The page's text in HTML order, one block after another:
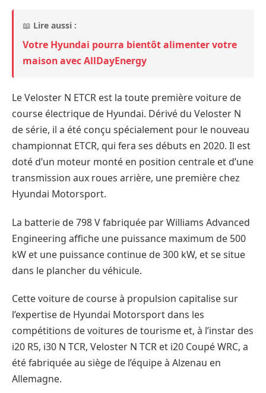
📖 Lire aussi :
Votre Hyundai pourra bientôt alimenter votre
maison avec AllDayEnergy
Le Veloster N ETCR est la toute première voiture de
course électrique de Hyundai. Dérivé du Veloster N
de série, il a été conçu spécialement pour le nouveau
championnat ETCR, qui fera ses débuts en 2020. Il est
doté d’un moteur monté en position centrale et d’une
transmission aux roues arrière, une première chez
Hyundai Motorsport.
La batterie de 798 V fabriquée par Williams Advanced
Engineering affiche une puissance maximum de 500
kW et une puissance continue de 300 kW, et se situe
dans le plancher du véhicule.
Cette voiture de course à propulsion capitalise sur
l’expertise de Hyundai Motorsport dans les
compétitions de voitures de tourisme et, à l’instar des
i20 R5, i30 N TCR, Veloster N TCR et i20 Coupé WRC, a
été fabriquée au siège de l’équipe à Alzenau en
Allemagne.